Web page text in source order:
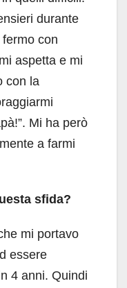
durante
fermo con
aspetta e mi
con la
Mi ha però
a farmi
sfida?
mi portavo
essere
4 anni. Quindi